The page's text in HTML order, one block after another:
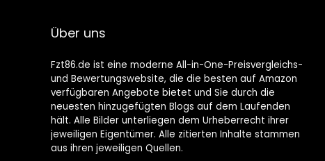
Über uns
Fzt86.de ist eine moderne All-in-One-Preisvergleichs-
und Bewertungswebsite, die die besten auf Amazon
verfügbaren Angebote bietet und Sie durch die
neuesten hinzugefügten Blogs auf dem Laufenden
hält. Alle Bilder unterliegen dem Urheberrecht ihrer
jeweiligen Eigentümer. Alle zitierten Inhalte stammen
aus ihren jeweiligen Quellen.